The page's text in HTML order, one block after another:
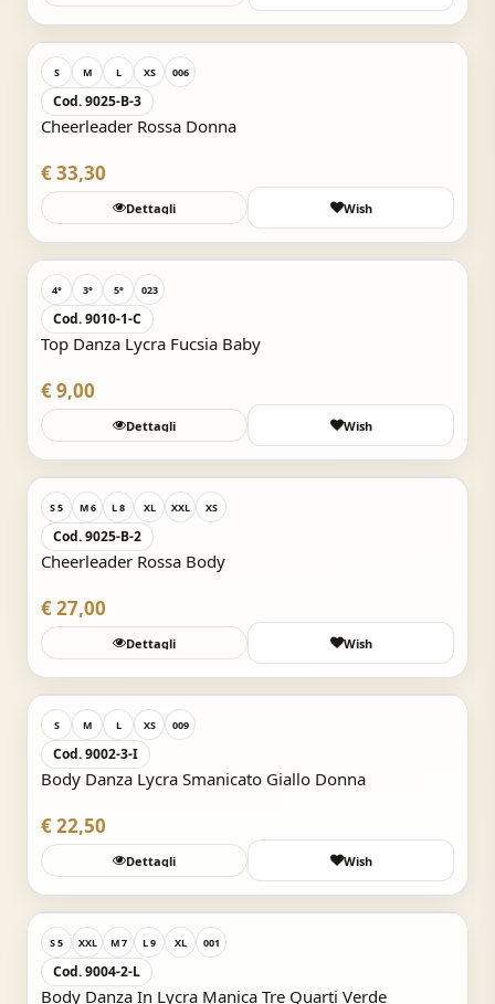
Acquisto Veloce
S M L XS 006
Cod. 9025-B-3
Cheerleader Rossa Donna
€ 33,30
Dettagli Wish
Acquisto Veloce
4° 3° 5° 023
Cod. 9010-1-C
Top Danza Lycra Fucsia Baby
€ 9,00
Dettagli Wish
Acquisto Veloce
S 5 M 6 L 8 XL XXL XS
Cod. 9025-B-2
Cheerleader Rossa Body
€ 27,00
Dettagli Wish
Acquisto Veloce
S M L XS 009
Cod. 9002-3-I
Body Danza Lycra Smanicato Giallo Donna
€ 22,50
Dettagli Wish
Acquisto Veloce
S 5 XXL M 7 L 9 XL 001
Cod. 9004-2-L
Body Danza In Lycra Manica Tre Quarti Verde